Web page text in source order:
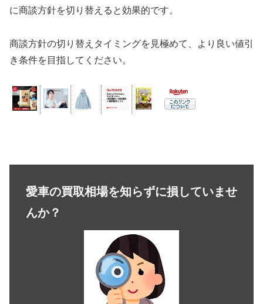
に商談方針を切り替えると効果的です。
商談方針の切り替えタイミングを見極めて、より良い値引
き条件を目指してください。
愛車の買取相場を知らずに損していませ
んか？